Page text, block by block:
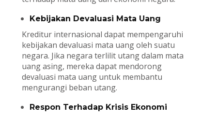
Kebijakan Devaluasi Mata Uang
Kreditur internasional dapat mempengaruhi
kebijakan devaluasi mata uang oleh suatu
negara. Jika negara terlilit utang dalam mata
uang asing, mereka dapat mendorong
devaluasi mata uang untuk membantu
mengurangi beban utang.
Respon Terhadap Krisis Ekonomi